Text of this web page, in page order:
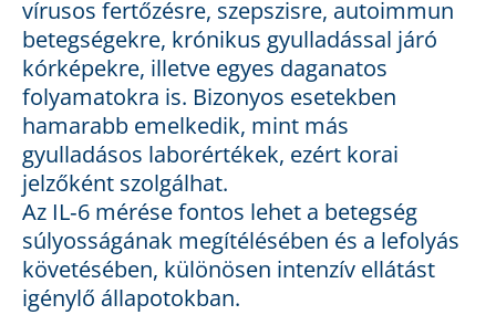
vírusos fertőzésre, szepszisre, autoimmun
betegségekre, krónikus gyulladással járó
kórképekre, illetve egyes daganatos
folyamatokra is. Bizonyos esetekben
hamarabb emelkedik, mint más
gyulladásos laborértékek, ezért korai
jelzőként szolgálhat.
Az IL‑6 mérése fontos lehet a betegség
súlyosságának megítélésében és a lefolyás
követésében, különösen intenzív ellátást
igénylő állapotokban.